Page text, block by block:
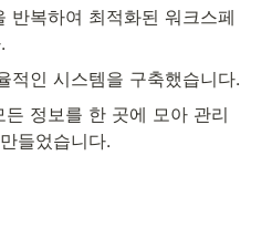
반복하여 최적화된 워크스페
적인 시스템을 구축했습니다.
정보를 한 곳에 모아 관리
들었습니다.